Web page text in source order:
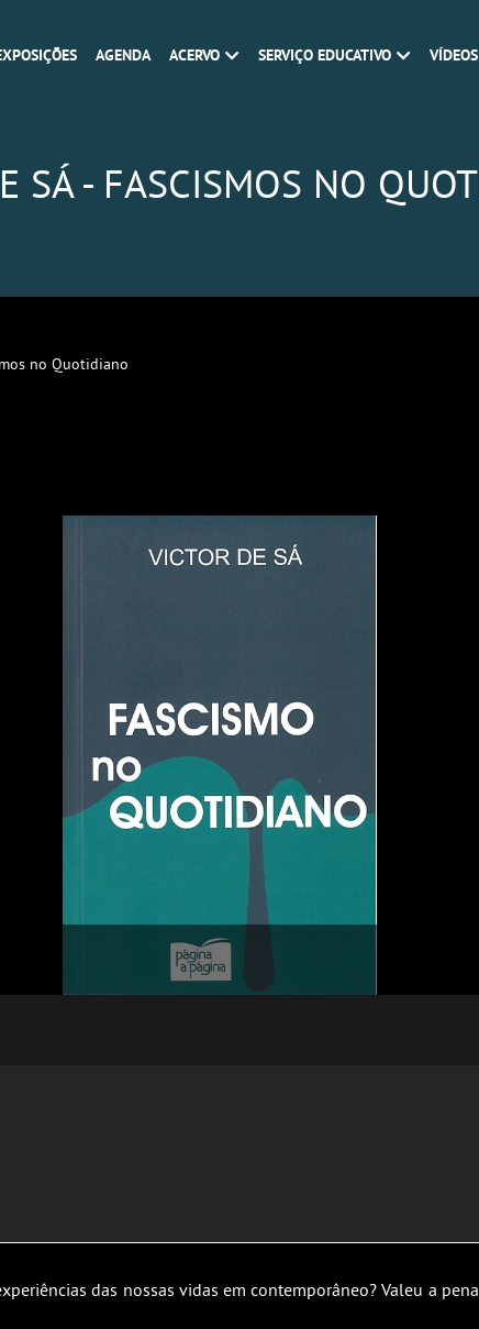
AGENDA ACERVO SERVIÇO EDUCATIVO VÍDEOS
SÁ - FASCISMOS NO
no Quotidiano
das nossas vidas em contemporâneo? Valeu a